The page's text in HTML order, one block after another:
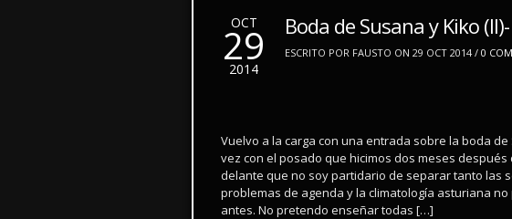
OCT
29
2014
Boda de Susana y Kiko
ESCRITO POR FAUSTO ON 29 OCT 2014 / 0
Vuelvo a la carga con una entrada sobre la boda de
vez con el posado que hicimos dos meses después
delante que no soy partidario de separar tanto las
problemas de agenda y la climatología asturiana
antes. No pretendo enseñar todas […]